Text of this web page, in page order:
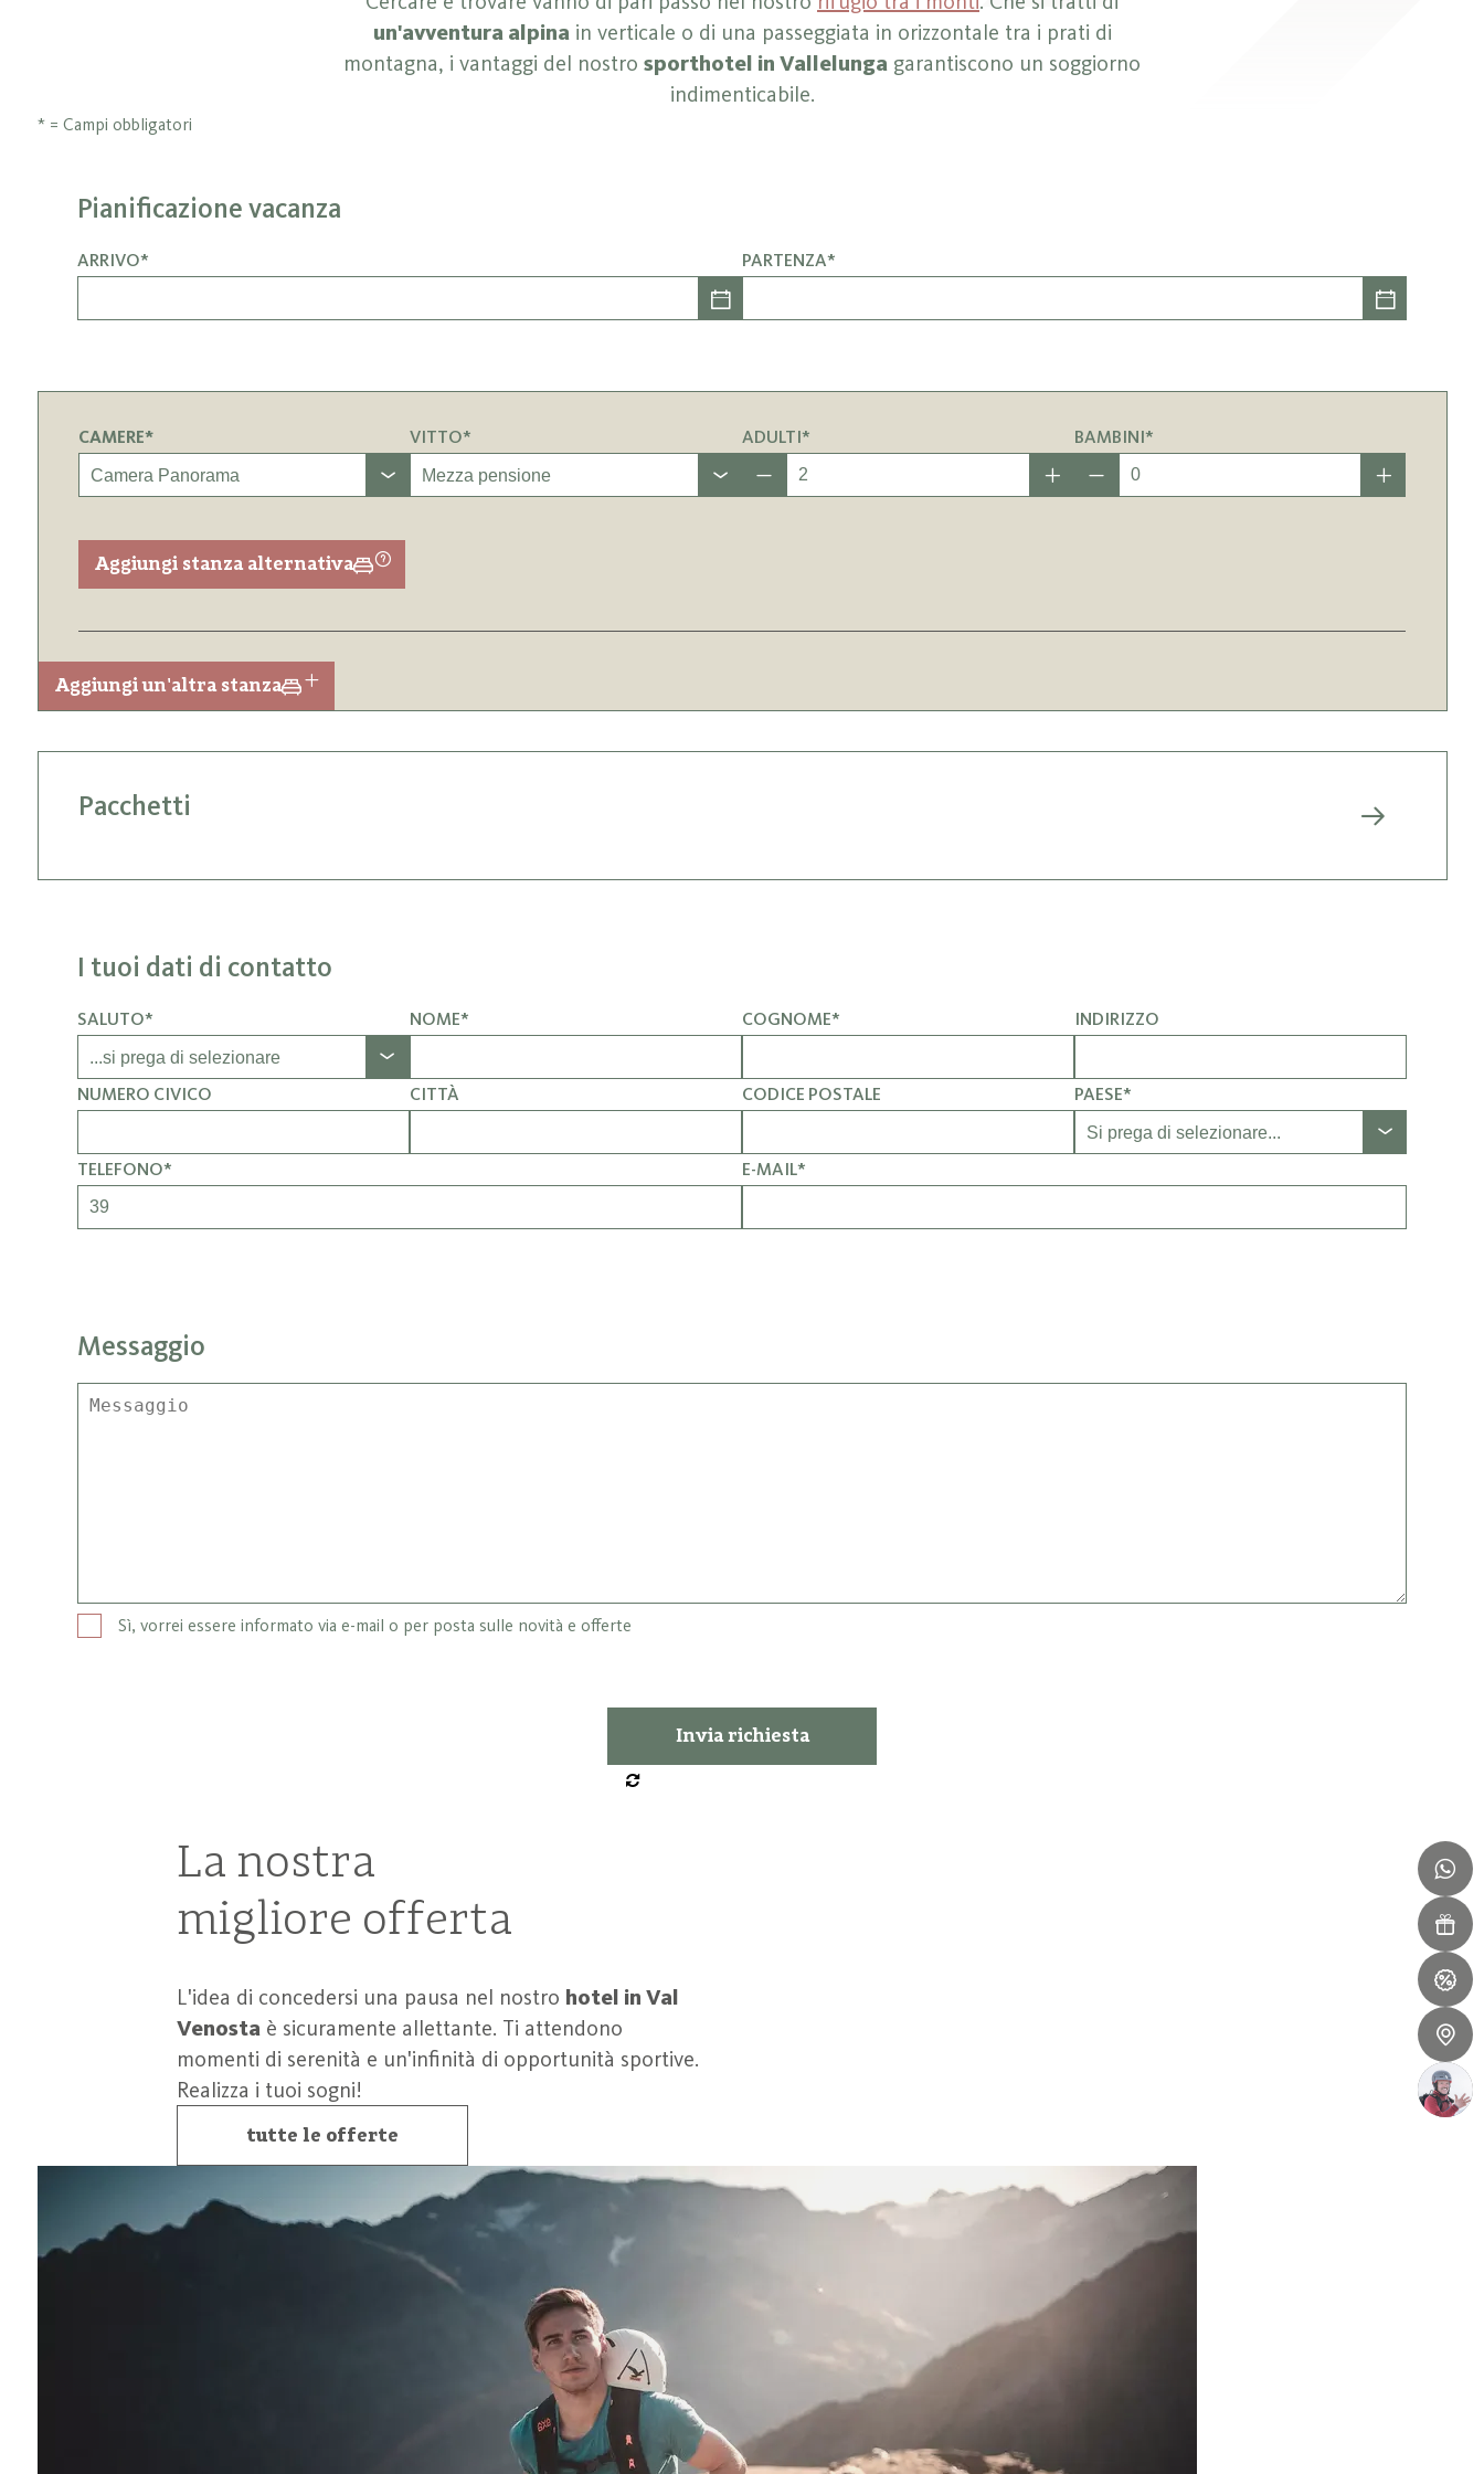
un'avventura alpinain verticale o di una passeggiata in orizzontale tra i prati di
montagna, i vantaggi del nostro sporthotel in Vallelunga garantiscono un soggiorno
indimenticabile.
* = Campi obbligatori
Pianificazione vacanza
ARRIVO* PARTENZA*
CAMERE* VITTO* ADULTI* BAMBINI*
Aggiungi stanza alternativa
Aggiungi un'altra stanza
Pacchetti
I tuoi dati di contatto
SALUTO* NOME* COGNOME* INDIRIZZO
NUMERO CIVICO CITTÀ CODICE POSTALE PAESE*
TELEFONO* E-MAIL*
Messaggio
Sì, vorrei essere informato via e-mail o per posta sulle novità e offerte
La nostra
migliore offerta
L'idea di concedersi una pausa nel nostro hotel in Val
Venosta è sicuramente allettante. Ti attendono
momenti di serenità e un'infinità di opportunità sportive.
Realizza i tuoi sogni!
tutte le offerte